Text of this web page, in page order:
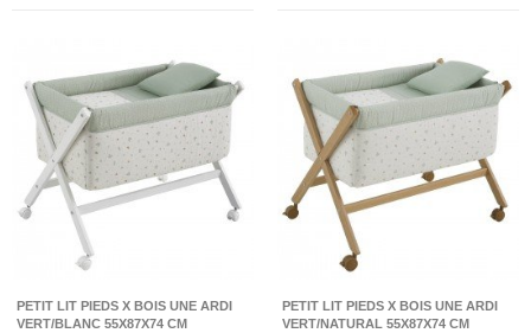
PETIT LIT PIEDS X BOIS UNE ARDI
VERT/BLANC 55X87X74 CM
PETIT LIT PIEDS X BOIS UNE ARDI
VERT/NATURAL 55X87X74 CM